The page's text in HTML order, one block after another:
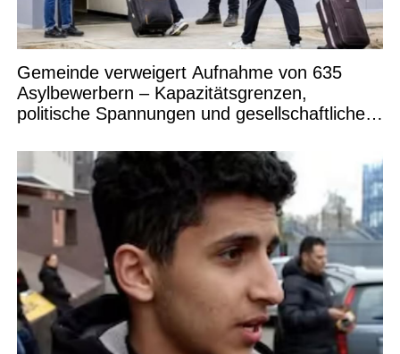
Gemeinde verweigert Aufnahme von 635
Asylbewerbern – Kapazitätsgrenzen,
politische Spannungen und gesellschaftliche